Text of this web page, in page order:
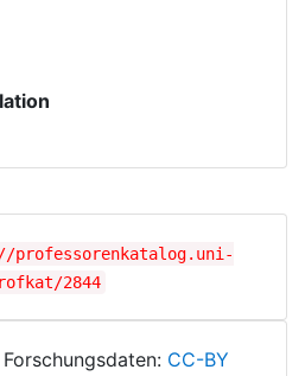
professorenkatalog.uni-
2844
CC-BY